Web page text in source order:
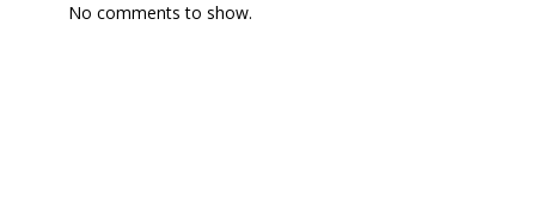
No comments to show.